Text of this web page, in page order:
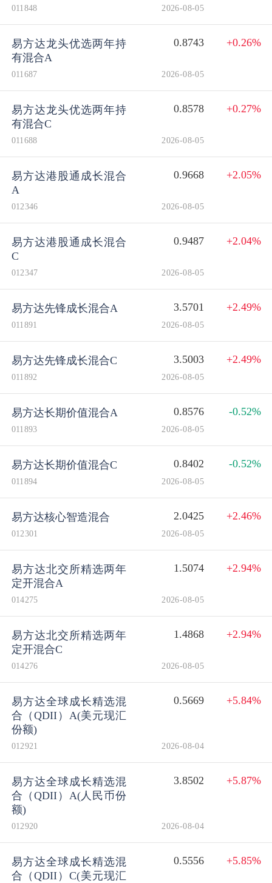
011848 2026-08-05
易方达龙头优选两年持
有混合A
0.8743 +0.26%
011687 2026-08-05
易方达龙头优选两年持
有混合C
0.8578 +0.27%
011688 2026-08-05
易方达港股通成长混合
A
0.9668 +2.05%
012346 2026-08-05
易方达港股通成长混合
C
0.9487 +2.04%
012347 2026-08-05
易方达先锋成长混合A 3.5701 +2.49%
011891 2026-08-05
易方达先锋成长混合C 3.5003 +2.49%
011892 2026-08-05
易方达长期价值混合A 0.8576 -0.52%
011893 2026-08-05
易方达长期价值混合C 0.8402 -0.52%
011894 2026-08-05
易方达核心智造混合 2.0425 +2.46%
012301 2026-08-05
易方达北交所精选两年
定开混合A
1.5074 +2.94%
014275 2026-08-05
易方达北交所精选两年
定开混合C
1.4868 +2.94%
014276 2026-08-05
易方达全球成长精选混
合（QDII）A(美元现汇
份额)
0.5669 +5.84%
012921 2026-08-04
易方达全球成长精选混
合（QDII）A(人民币份
额)
3.8502 +5.87%
012920 2026-08-04
易方达全球成长精选混
合（QDII）C(美元现汇
0.5556 +5.85%